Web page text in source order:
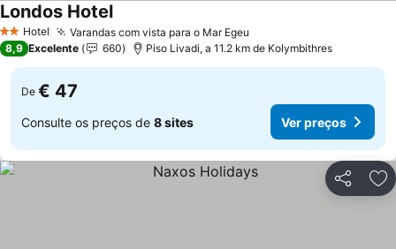
2 Estrelas
Hotel Varandas com vista para o Mar Egeu
Londos Hotel
8,9 Excelente 660 Piso Livadi, a 11.2 km de Kolymbithres
De € 47
Consulte os preços de 8 sites Ver preços
Partilhar